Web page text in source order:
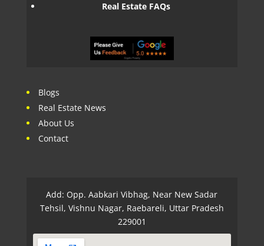
Real Estate FAQs
Blogs
Real Estate News
About Us
Contact
Add: Opp. Aabkari Vibhag, Near New Sadar
Tehsil, Vishnu Nagar, Raebareli, Uttar Pradesh
229001